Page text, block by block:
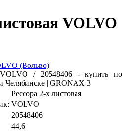
VOLVO
Рессора 2-х листовая
VOLVO
20548406
44,6